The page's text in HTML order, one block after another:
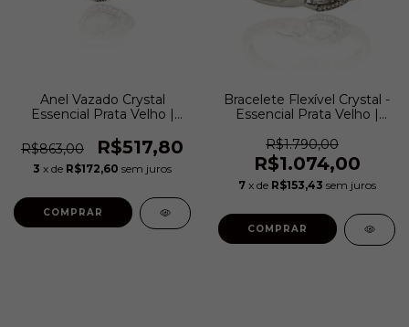
Anel Vazado Crystal
Essencial Prata Velho |
R$863,00
R$517,80
3 x de R$172,60 sem juros
COMPRAR
Bracelete Flexível Crystal -
Essencial Prata Velho |
R$1.790,00
R$1.074,00
7 x de R$153,43 sem juros
COMPRAR